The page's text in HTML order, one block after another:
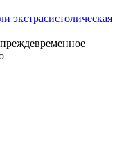
экстрасистолическая